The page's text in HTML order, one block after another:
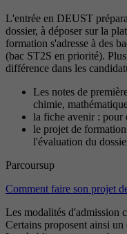
L'entrée en DEUST
dossier, à déposer sur la
formation s'adresse à des
(bac ST2S en priorité).
différence dans les
Les notes de
chimie,
la fiche avenir : pour
le projet de
l'évaluation du
Parcoursup
Comment faire son projet
Les modalités d'admission
Certains proposent ainsi